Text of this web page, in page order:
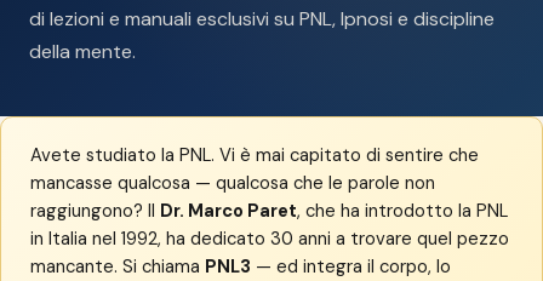
di lezioni e manuali esclusivi su PNL, Ipnosi e discipline
della mente.
Avete studiato la PNL. Vi è mai capitato di sentire che
mancasse qualcosa — qualcosa che le parole non
raggiungono? Il Dr. Marco Paret, che ha introdotto la PNL
in Italia nel 1992, ha dedicato 30 anni a trovare quel pezzo
mancante. Si chiama PNL3 — ed integra il corpo, lo